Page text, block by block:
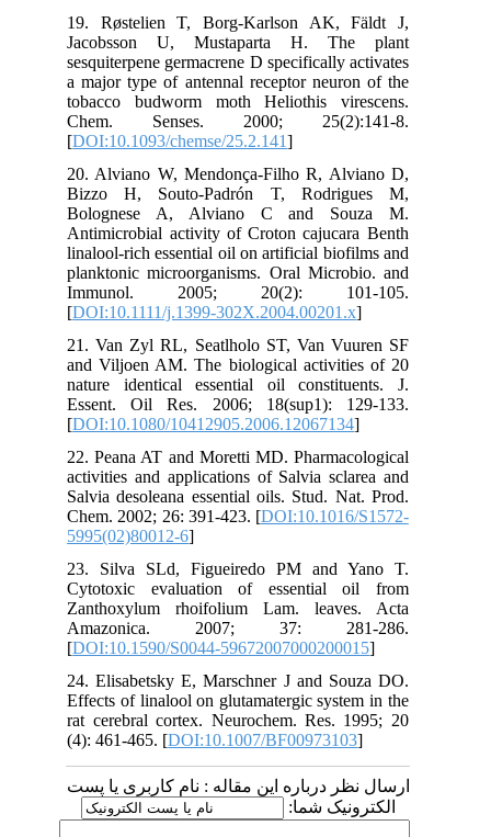
19. Røstelien T, Borg-Karlson AK, Fäldt J,
Jacobsson U, Mustaparta H. The plant
sesquiterpene germacrene D specifically activates
a major type of antennal receptor neuron of the
tobacco budworm moth Heliothis virescens.
Chem. Senses. 2000; 25(2):141-8.
[DOI:10.1093/chemse/25.2.141
20. Alviano W, Mendonça‐Filho R, Alviano D,
Bizzo H, Souto‐Padrón T, Rodrigues M,
Bolognese A, Alviano C and Souza M.
Antimicrobial activity of Croton cajucara Benth
linalool‐rich essential oil on artificial biofilms and
planktonic microorganisms. Oral Microbio. and
Immunol. 2005; 20(2): 101-105.
[DOI:10.1111/j.1399-302X.2004.00201.x
21. Van Zyl RL, Seatlholo ST, Van Vuuren SF
and Viljoen AM. The biological activities of 20
nature identical essential oil constituents. J.
Essent. Oil Res. 2006; 18(sup1): 129-133.
[DOI:10.1080/10412905.2006.12067134
22. Peana AT and Moretti MD. Pharmacological
activities and applications of Salvia sclarea and
Salvia desoleana essential oils. Stud. Nat. Prod.
Chem. 2002; 26: 391-423. [DOI:10.1016/S1572-
5995(02)80012-6
23. Silva SLd, Figueiredo PM and Yano T.
Cytotoxic evaluation of essential oil from
Zanthoxylum rhoifolium Lam. leaves. Acta
Amazonica. 2007; 37: 281-286.
[DOI:10.1590/S0044-59672007000200015
24. Elisabetsky E, Marschner J and Souza DO.
Effects of linalool on glutamatergic system in the
rat cerebral cortex. Neurochem. Res. 1995; 20
(4): 461-465. [DOI:10.1007/BF00973103
ارسال نظر درباره این مقاله : نام کاربری یا پست
الکترونیک شما: